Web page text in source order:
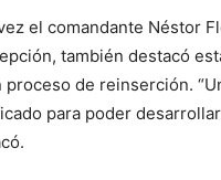
el comandante Néstor
también destacó
proceso de reinserción.
para poder